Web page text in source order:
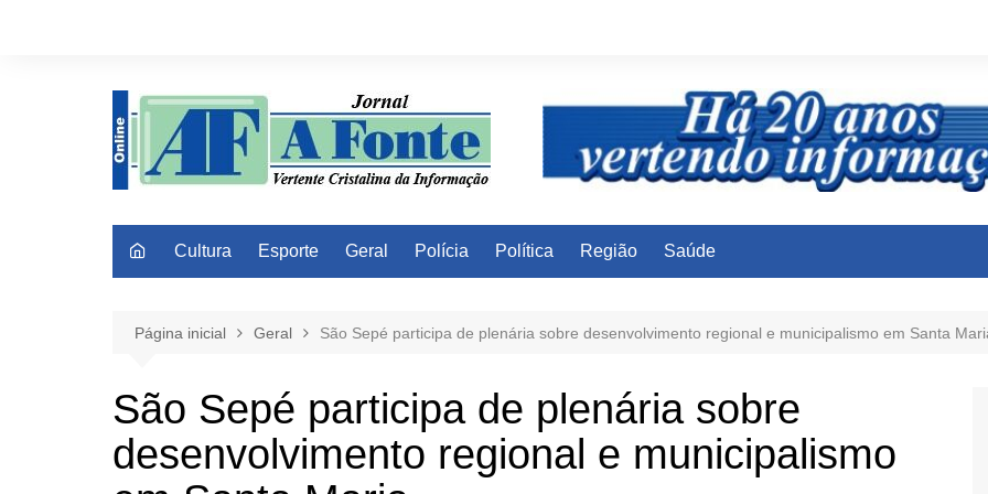
Cultura Esporte Geral Polícia Política Região Saúde
Página inicial Geral São Sepé participa de plenária sobre desenvolvimento regional e municipalismo em Santa
São Sepé participa de plenária sobre
desenvolvimento regional e municipalismo